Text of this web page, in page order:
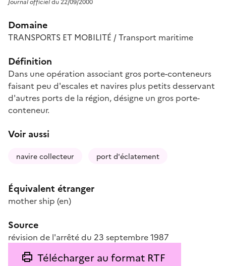
Domaine
TRANSPORTS ET MOBILITÉ / Transport maritime
Définition
Dans une opération associant gros porte-conteneurs
faisant peu d'escales et navires plus petits desservant
d'autres ports de la région, désigne un gros porte-
conteneur.
Voir aussi
navire collecteur port d'éclatement
Équivalent étranger
mother ship (en)
Source
révision de l'arrêté du 23 septembre 1987
Télécharger au format RTF